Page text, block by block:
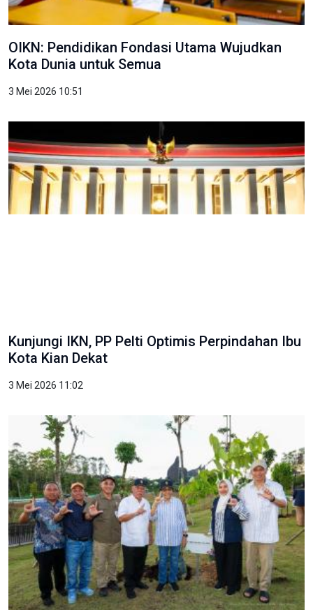
OIKN: Pendidikan Fondasi Utama Wujudkan
Kota Dunia untuk Semua
3 Mei 2026 10:51
Kunjungi IKN, PP Pelti Optimis Perpindahan Ibu
Kota Kian Dekat
3 Mei 2026 11:02